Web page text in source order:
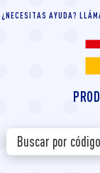
¿NECESITAS AYUDA?